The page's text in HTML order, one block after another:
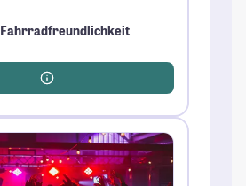
Fahrradfreundlichkeit